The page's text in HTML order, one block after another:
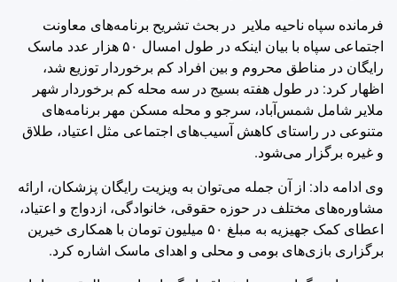
فرمانده سپاه ناحیه ملایر در بحث تشریح برنامه‌های معاونت
اجتماعی سپاه با بیان اینکه در طول امسال ۵۰ هزار عدد ماسک
رایگان در مناطق محروم و بین افراد کم برخوردار توزیع شد،
اظهار کرد: در طول هفته بسیج در سه محله کم برخوردار شهر
ملایر شامل شمس‌آباد، سرجو و محله مسکن مهر برنامه‌های
متنوعی در راستای کاهش آسیب‌های اجتماعی مثل اعتیاد، طلاق
و غیره برگزار می‌شود.
وی ادامه داد: از آن جمله می‌توان به ویزیت رایگان پزشکان، ارائه
مشاوره‌های مختلف در حوزه حقوقی، خانوادگی، ازدواج و اعتیاد،
اعطای کمک جهیزیه به مبلغ ۵۰ میلیون تومان با همکاری خیرین
برگزاری بازی‌های بومی و محلی و اهدای ماسک اشاره کرد.